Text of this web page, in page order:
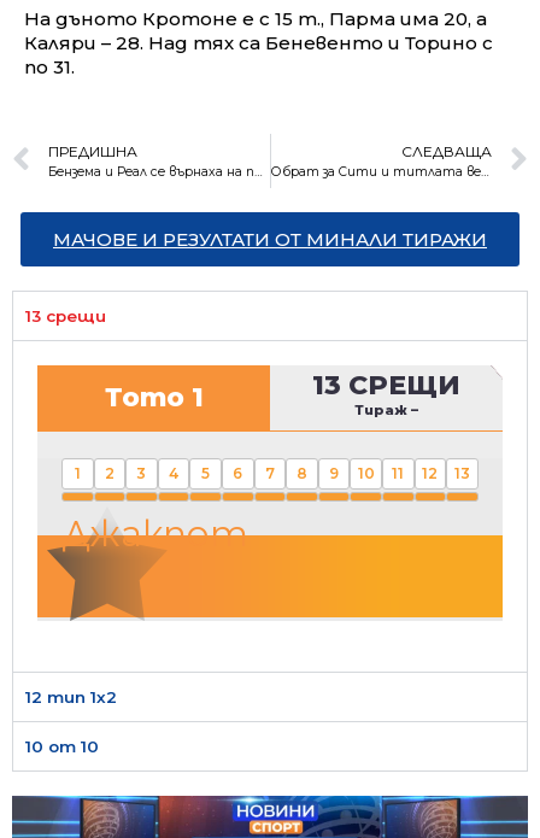
На дъното Кротоне е с 15 т., Парма има 20, а
Каляри – 28. Над тях са Беневенто и Торино с
по 31.
ПРЕДИШНА
Бензема и Реал се върнаха на първо място с класика
СЛЕДВАЩА
Обрат за Сити и титлата вече е на ръка разстояние
МАЧОВЕ И РЕЗУЛТАТИ ОТ МИНАЛИ ТИРАЖИ
13 срещи
Тото 1 13 СРЕЩИ
Тираж –
1 2 3 4 5 6 7 8 9 10 11 12 13
Джакпот
12 тип 1х2
10 от 10